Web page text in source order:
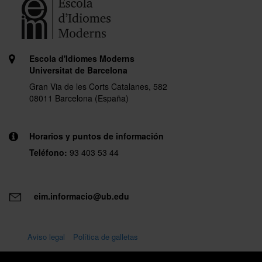
Escola d'Idiomes Moderns
Universitat de Barcelona
Gran Via de les Corts Catalanes, 582
08011 Barcelona (España)
Horarios y puntos de información
Teléfono: 93 403 53 44
eim.informacio@ub.edu
Aviso legal Política de galletas